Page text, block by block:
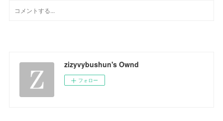
zizyvybushun's Ownd
フォロー